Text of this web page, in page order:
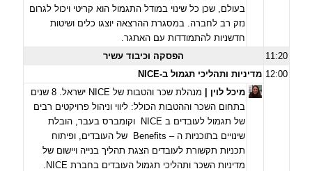
בעולם, שכן כל שינוי במודל התגמול הוא קריטי ויכול לגרום
נזק רב לחברה. במסגרת ההרצאה יוצגו כלים ושיטות
חדשניות להתמודדות עם האתגר.
11:20
הפסקה וכיבוד עשיר
12:00 מדיניות ותהליכי תגמול ב-NICE
מיכל לוין
מנהלת שכר והטבות של NICE ישראל. 8 שנים
בתחום השכר וההטבות הכולל: ליווי וניהול פרויקטים רבים
של תגמול לעובדים ב NICE וקומברס בעבר, הובלת
שינויים בתוכניות ה – Benefits של העובדים, ופיתוח
תכניות תקשורת לעובדיםהצגת תהליך בנייה ויישום של
מדיניות השכר ותהליכי תגמול העובדים בחברת NICE.